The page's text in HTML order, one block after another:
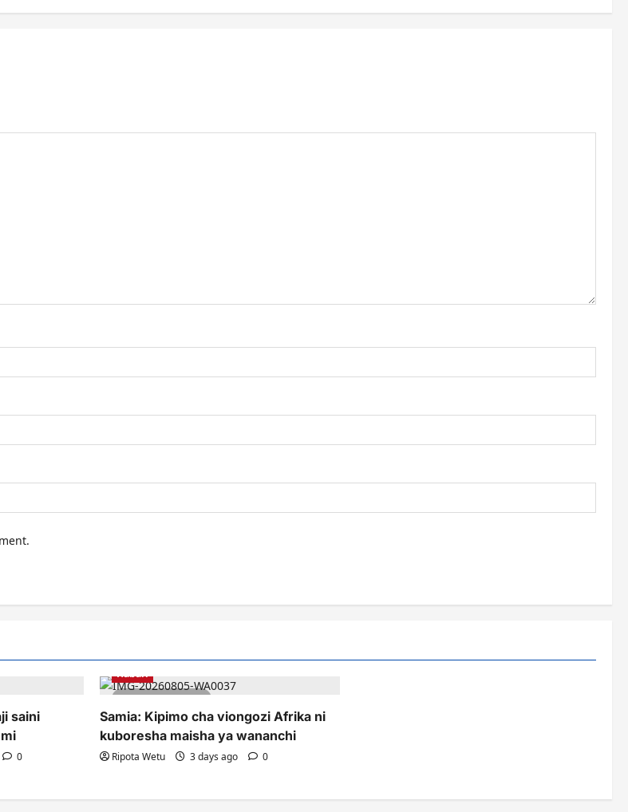
saini
0
1 minute read
Habari
Samia: Kipimo cha viongozi Afrika ni
kuboresha maisha ya wananchi
Ripota Wetu 3 days ago 0